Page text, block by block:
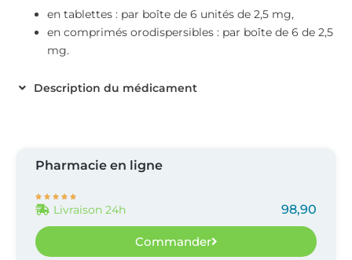
en tablettes : par boîte de 6 unités de 2,5 mg,
en comprimés orodispersibles : par boîte de 6 de 2,5
mg.
Description du médicament
Pharmacie en ligne
    
Livraison 24h 98,90
Commander